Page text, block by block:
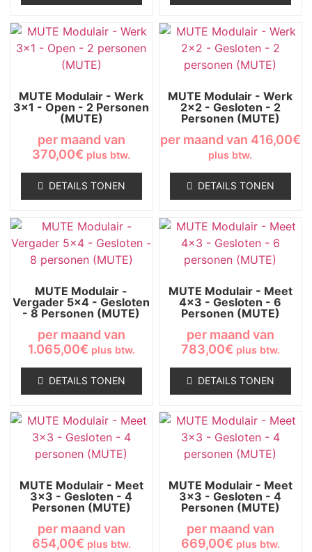
MUTE Modulair - Werk
3x1 - Open - 2 Personen
(MUTE)
per maand van
370,00€ plus btw.
DETAILS TONEN
MUTE Modulair - Werk
2x2 - Gesloten - 2
Personen (MUTE)
per maand van 416,00€
plus btw.
DETAILS TONEN
MUTE Modulair -
Vergader 5x4 - Gesloten
- 8 Personen (MUTE)
per maand van
1.065,00€ plus btw.
DETAILS TONEN
MUTE Modulair - Meet
4x3 - Gesloten - 6
Personen (MUTE)
per maand van
783,00€ plus btw.
DETAILS TONEN
MUTE Modulair - Meet
3x3 - Gesloten - 4
Personen (MUTE)
per maand van
654,00€ plus btw.
MUTE Modulair - Meet
3x3 - Gesloten - 4
Personen (MUTE)
per maand van
669,00€ plus btw.